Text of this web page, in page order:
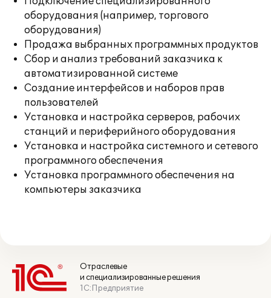
оборудования (например, торгового
оборудования)
Продажа выбранных программных продуктов
Сбор и анализ требований заказчика к
автоматизированной системе
Создание интерфейсов и наборов прав
пользователей
Установка и настройка серверов, рабочих
станций и периферийного оборудования
Установка и настройка системного и сетевого
программного обеспечения
Установка программного обеспечения на
компьютеры заказчика
Отраслевые
и специализированные решения
1С:Предприятие